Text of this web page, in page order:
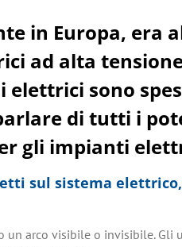
in Europa, era
ad alta
elettrici sono
di tutti i
gli impianti
sul sistema
un arco visibile o invisibile.